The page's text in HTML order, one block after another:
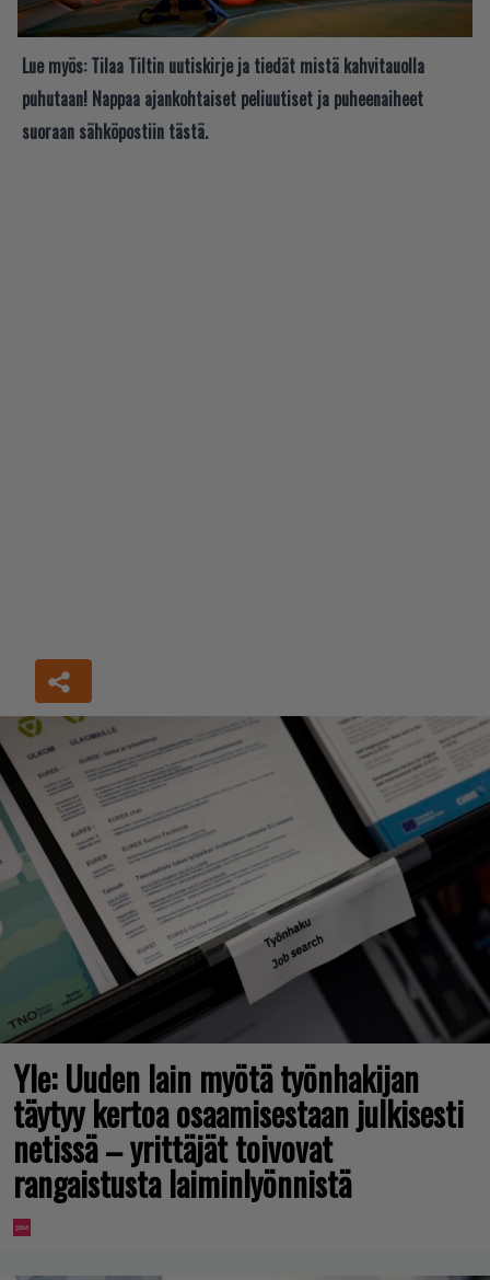
Lue myös: Tilaa Tiltin uutiskirje ja tiedät mistä kahvitauolla
puhutaan! Nappaa ajankohtaiset peliuutiset ja puheenaiheet
suoraan sähköpostiin tästä.
Yle: Uuden lain myötä työnhakijan
täytyy kertoa osaamisestaan julkisesti
netissä – yrittäjät toivovat
rangaistusta laiminlyönnistä